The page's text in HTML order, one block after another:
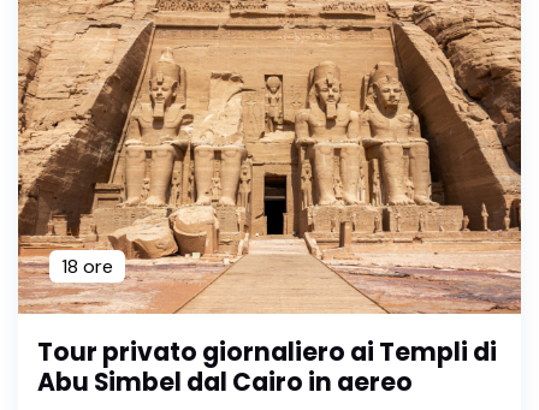
18 ore
Tour privato giornaliero ai Templi di
Abu Simbel dal Cairo in aereo